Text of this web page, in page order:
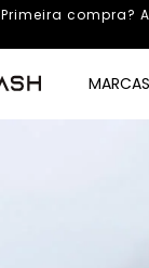
Primeira compra?
MARCAS